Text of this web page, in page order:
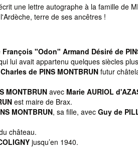
une lettre autographe à la famille de
terre de ses ancêtres !
François "Odon" Armand Désiré de
lui avait appartenu quelques siècles
Charles de PINS MONTBRUNfutur
MONTBRUNavec Marie AURIOL
est maire de Brax.
MONTBRUN, sa fille, avec Guy de
château.
jusqu’en 1940.